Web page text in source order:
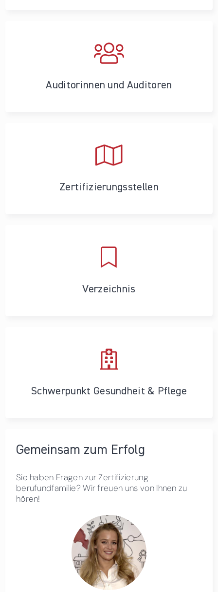
Auditorinnen und Auditoren
Zertifizierungs­stellen
Verzeichnis
Schwerpunkt Gesundheit & Pflege
Gemeinsam zum Erfolg
Sie haben Fragen zur Zertifizierung
berufundfamilie? Wir freuen uns von Ihnen zu
hören!